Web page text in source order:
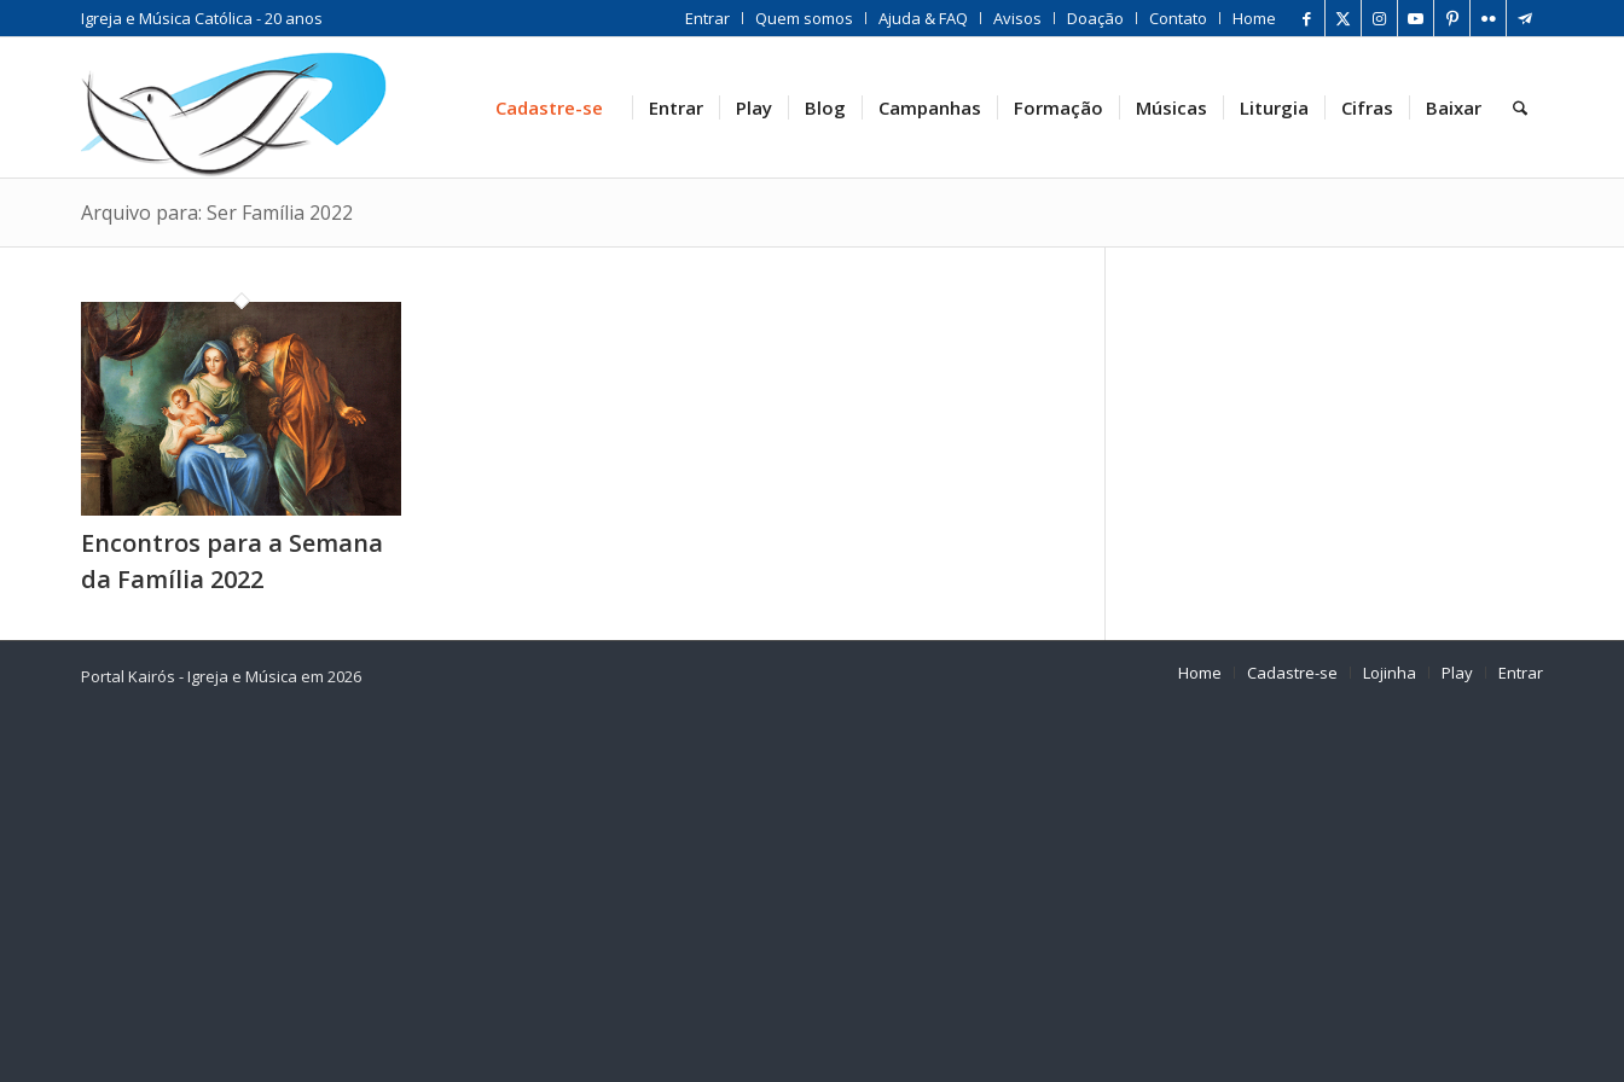
Entrar Quem somos Ajuda & FAQ Avisos Doação Contato Home
Igreja e Música Católica - 20 anos
Cadastre-se Entrar Play Blog Campanhas Formação Músicas Liturgia Cifras Baixar
Arquivo para: Ser Família 2022
Encontros para a Semana
da Família 2022
Portal Kairós - Igreja e Música em 2026 Home Cadastre-se Lojinha Play Entrar